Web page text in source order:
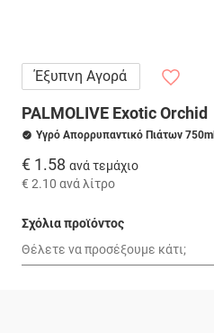
Έξυπνη Αγορά
PALMOLIVE Exotic Orchid
Υγρό Απορρυπαντικό Πιάτων 750ml
€ 1.58 ανά τεμάχιο
€ 2.10 ανά λίτρο
Σχόλια προϊόντος